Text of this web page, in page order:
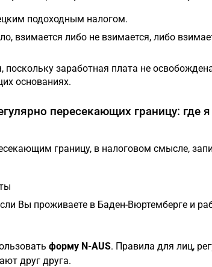
подоходным налогом.
взимается либо не взимается, либо
поскольку заработная плата не
основаниях.
пересекающих границу: где
границу, в налоговом смысле,
Вы проживаете в Баден-Вюртемберге и
форму N-AUS. Правила для лиц,
друг друга.